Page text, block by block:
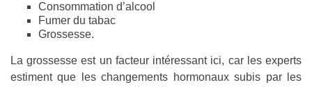
Consommation d’alcool
Fumer du tabac
Grossesse.
La grossesse est un facteur intéressant ici, car les experts
estiment que les changements hormonaux subis par les